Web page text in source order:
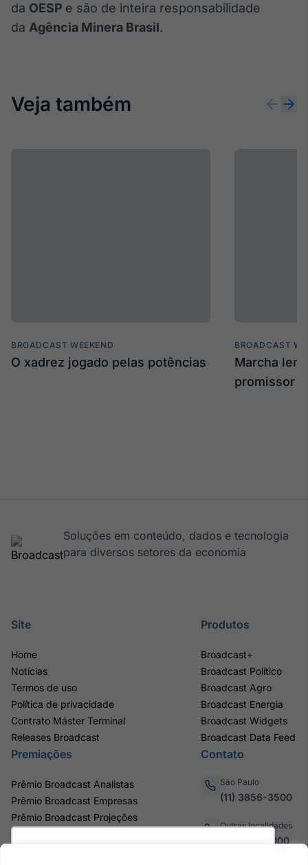
da OESP e são de inteira responsabilidade
da Agência Minera Brasil.
Veja também
BROADCAST WEEKEND
O xadrez jogado pelas potências
BROADCAST
Marcha
promissor
Soluções em conteúdo, dados e tecnologia
para diversos setores da economia
Site
Home
Notícias
Termos de uso
Política de privacidade
Contrato Máster Terminal
Releases Broadcast
Produtos
Broadcast+
Broadcast Político
Broadcast Agro
Broadcast Energia
Broadcast Widgets
Broadcast Data Feed
Premiações
Prêmio Broadcast Analistas
Prêmio Broadcast Empresas
Prêmio Broadcast Projeções
Contato
São Paulo
(11) 3856-3500
Outras localidades
0800.011.3000